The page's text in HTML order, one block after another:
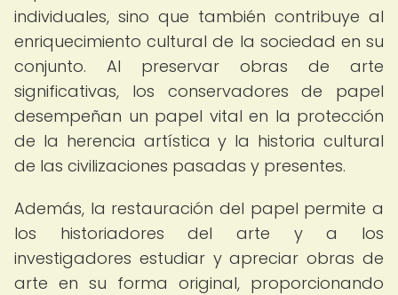
individuales, sino que también contribuye al
enriquecimiento cultural de la sociedad en su
conjunto. Al preservar obras de arte
significativas, los conservadores de papel
desempeñan un papel vital en la protección
de la herencia artística y la historia cultural
de las civilizaciones pasadas y presentes.
Además, la restauración del papel permite a
los historiadores del arte y a los
investigadores estudiar y apreciar obras de
arte en su forma original, proporcionando